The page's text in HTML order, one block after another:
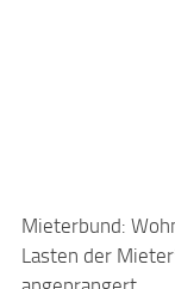
Mieterbund:
Lasten der